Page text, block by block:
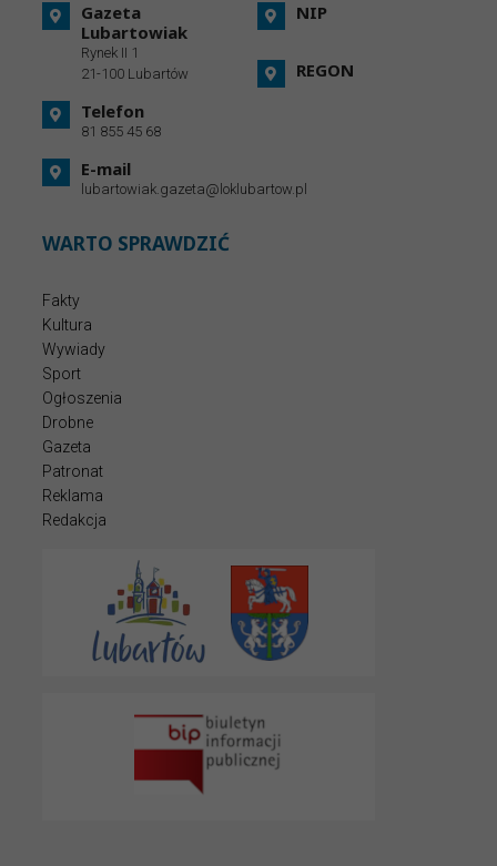
Gazeta
Lubartowiak
Rynek II 1
21-100 Lubartów
Telefon
81 855 45 68
E-mail
lubartowiak.gazeta@loklubartow.pl
NIP
REGON
WARTO SPRAWDZIĆ
Fakty
Kultura
Wywiady
Sport
Ogłoszenia
Drobne
Gazeta
Patronat
Reklama
Redakcja